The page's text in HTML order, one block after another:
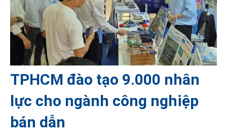
TPHCM đào tạo 9.000 nhân
lực cho ngành công nghiệp
bán dẫn